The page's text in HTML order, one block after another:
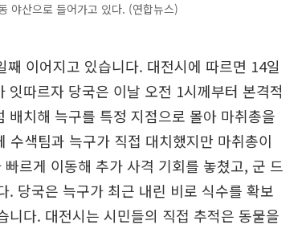
야산으로 들어가고 있다. (연합뉴스)
이어지고 있습니다. 대전시에 따르면 14일
잇따르자 당국은 이날 오전 1시께부터 본격적
치해 늑구를 특정 지점으로 몰아 마취총을
색팀과 늑구가 직접 대치했지만 마취총이
르게 이동해 추가 사격 기회를 놓쳤고, 군 드
당국은 늑구가 최근 내린 비로 식수를 확보
다. 대전시는 시민들의 직접 추적은 동물을